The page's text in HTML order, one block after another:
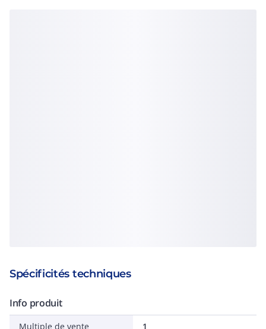
Spécificités techniques
Info produit
Multiple de vente 1